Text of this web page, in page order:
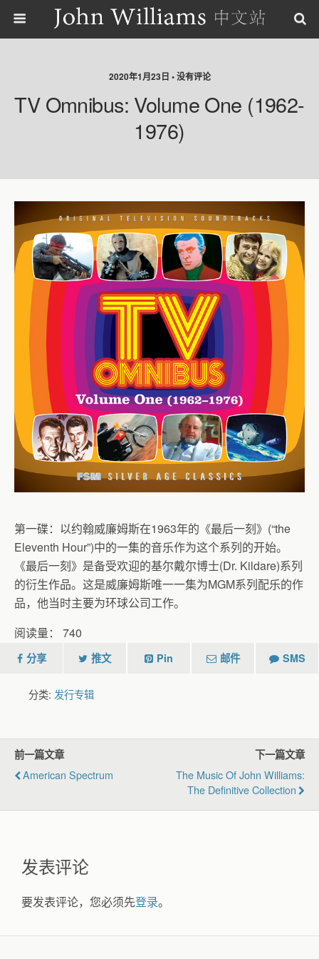
2020年1月23日 • 没有评论
TV Omnibus: Volume One (1962-
1976)
第一碟：以约翰威廉姆斯在1963年的《最后一刻》(“the
Eleventh Hour”)中的一集的音乐作为这个系列的开始。
《最后一刻》是备受欢迎的基尔戴尔博士(Dr. Kildare)系列
的衍生作品。这是威廉姆斯唯一一集为MGM系列配乐的作
品，他当时主要为环球公司工作。
阅读量： 740
分享 推文 Pin 邮件 SMS
分类: 发行专辑
前一篇文章
American Spectrum
下一篇文章
The Music Of John Williams:
The Definitive Collection
发表评论
要发表评论，您必须先登录。